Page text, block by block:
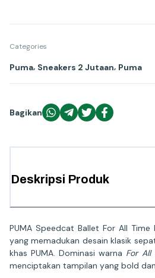
Categories
Puma, Sneakers 2 Jutaan, Puma
Bagikan
Deskripsi Produk
PUMA Speedcat Ballet For All
yang memadukan desain klasik
khas PUMA. Dominasi warna For All
menciptakan tampilan yang bold